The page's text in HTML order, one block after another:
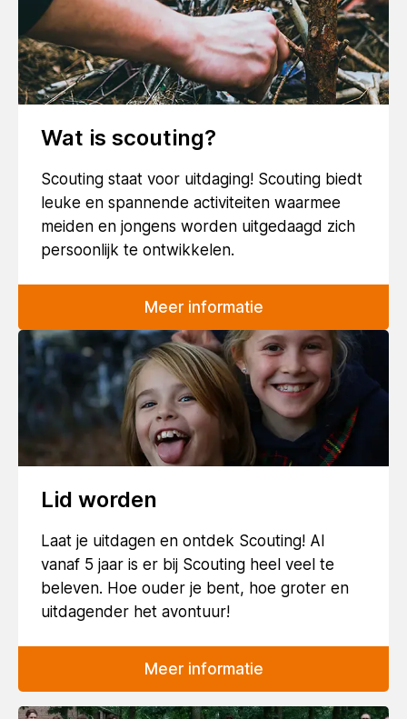
Wat is scouting?
Scouting staat voor uitdaging! Scouting biedt
leuke en spannende activiteiten waarmee
meiden en jongens worden uitgedaagd zich
persoonlijk te ontwikkelen.
Meer informatie
Lid worden
Laat je uitdagen en ontdek Scouting! Al
vanaf 5 jaar is er bij Scouting heel veel te
beleven. Hoe ouder je bent, hoe groter en
uitdagender het avontuur!
Meer informatie